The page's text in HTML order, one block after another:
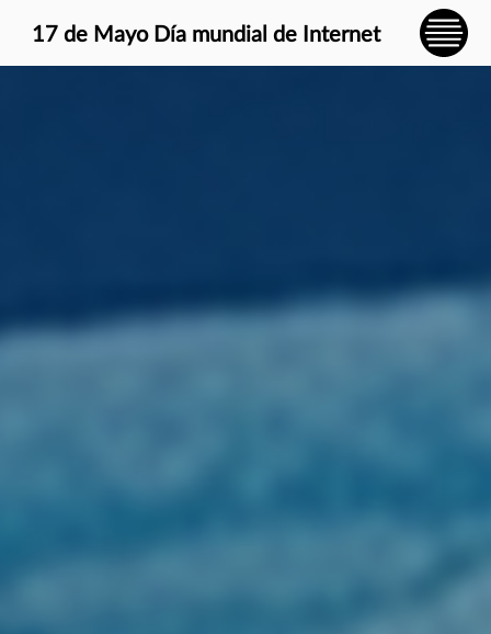
17 de Mayo Día mundial de Internet